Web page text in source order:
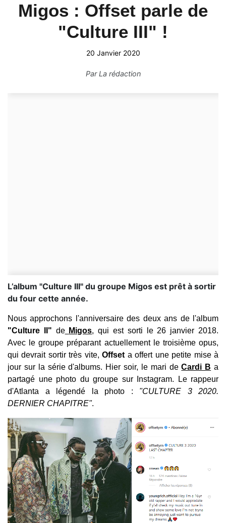
Migos : Offset parle de
"Culture III" !
20 Janvier 2020
ParLa rédaction
L’album "Culture III" du groupe Migos est prêt à sortir
du four cette année.
Nous approchons l'anniversaire des deux ans de l'album
"Culture II" de Migos, qui est sorti le 26 janvier 2018.
Avec le groupe préparant actuellement le troisième opus,
qui devrait sortir très vite,Offset a offert une petite mise à
jour sur la série d'albums. Hier soir, le mari deCardi B a
partagé une photo du groupe sur Instagram. Le rappeur
d'Atlanta a légendé la photo : "CULTURE 3 2020.
DERNIER CHAPITRE".